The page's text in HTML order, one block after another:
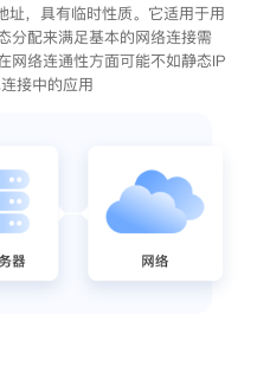
址，具有临时性质。它适用于用
分配来满足基本的网络连接需
网络连通性方面可能不如静态IP
接中的应用